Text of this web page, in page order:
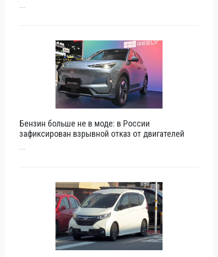
...
Бензин больше не в моде: в России
зафиксирован взрывной отказ от двигателей
...